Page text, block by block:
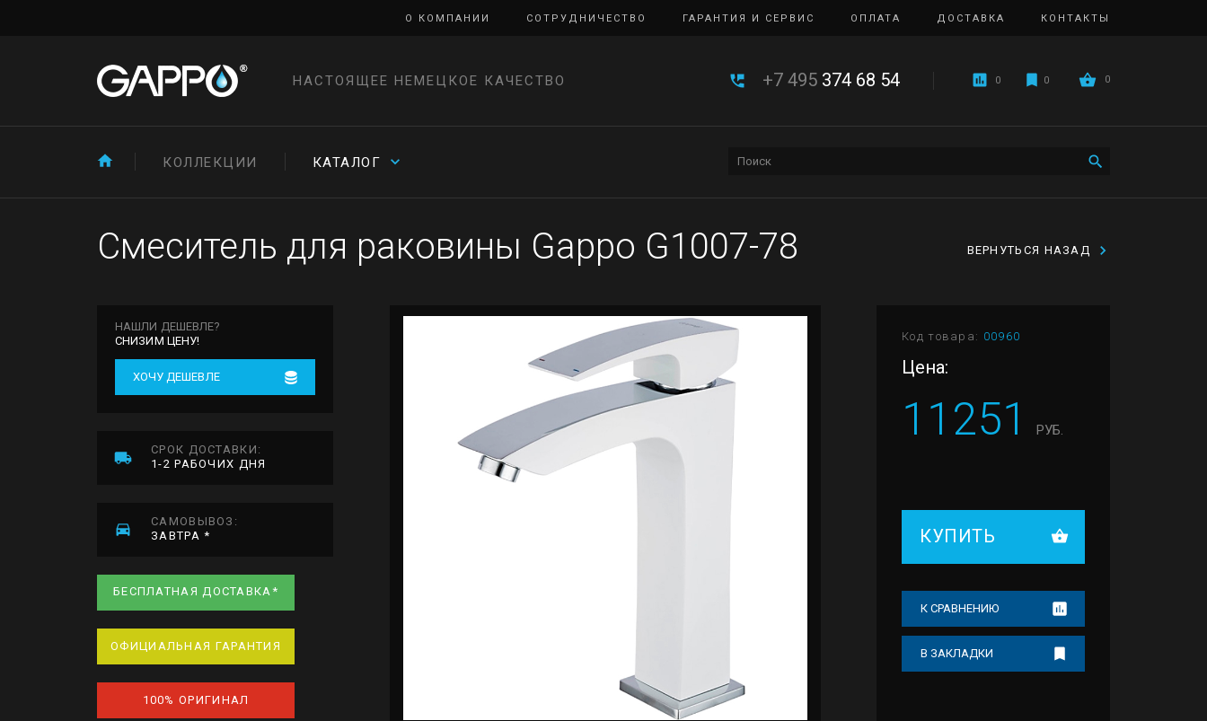
О КОМПАНИИ СОТРУДНИЧЕСТВО ГАРАНТИЯ И СЕРВИС ОПЛАТА ДОСТАВКА КОНТАКТЫ
НАСТОЯЩЕЕ НЕМЕЦКОЕ КАЧЕСТВО +7 495 374 68 54 0 0 0
КОЛЛЕКЦИИ КАТАЛОГ
ВЕРНУТЬСЯ НАЗАД
Смеситель для раковины Gappo G1007-78
НАШЛИ ДЕШЕВЛЕ?
СНИЗИМ ЦЕНУ!
ХОЧУ ДЕШЕВЛЕ
СРОК ДОСТАВКИ:
1-2 РАБОЧИХ ДНЯ
САМОВЫВОЗ:
ЗАВТРА *
БЕСПЛАТНАЯ ДОСТАВКА*
ОФИЦИАЛЬНАЯ ГАРАНТИЯ
100% ОРИГИНАЛ
Код товара: 00960
Цена:
11251 РУБ.
КУПИТЬ
К СРАВНЕНИЮ
В ЗАКЛАДКИ